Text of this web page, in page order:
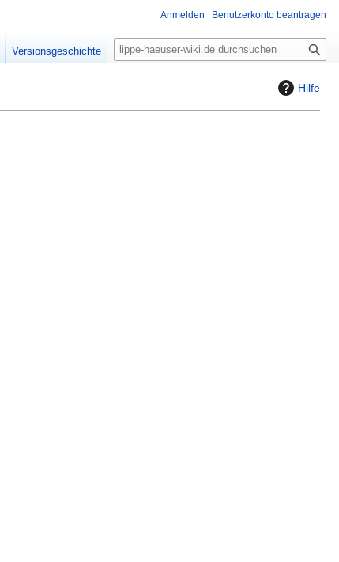
Hilfe
Anmelden Benutzerkonto beantragen
Versionsgeschichte
S
u
e